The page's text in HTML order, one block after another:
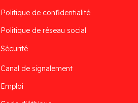
Politique de confidentialité
Politique de réseau social
Sécurité
Canal de signalement
Emploi